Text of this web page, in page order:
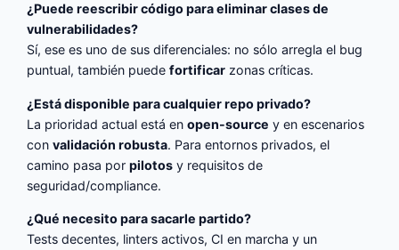
¿Puede reescribir código para eliminar clases de
vulnerabilidades?
Sí, ese es uno de sus diferenciales: no sólo arregla el bug
puntual, también puedefortificar zonas críticas.
¿Está disponible para cualquier repo privado?
La prioridad actual está enopen-source y en escenarios
convalidación robusta. Para entornos privados, el
camino pasa porpilotos y requisitos de
seguridad/compliance.
¿Qué necesito para sacarle partido?
Tests decentes, linters activos, CI en marcha y un